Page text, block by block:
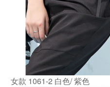
女款 1061-2 白色/ 紫色